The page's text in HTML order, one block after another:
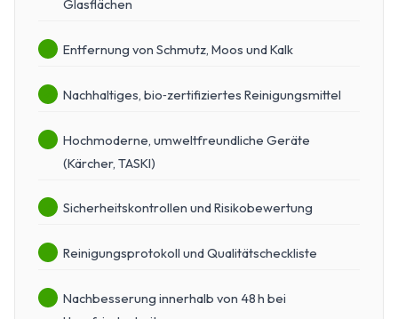
Glasflächen
Entfernung von Schmutz, Moos und Kalk
Nachhaltiges, bio‑zertifiziertes Reinigungsmittel
Hochmoderne, umweltfreundliche Geräte
(Kärcher, TASKI)
Sicherheitskontrollen und Risikobewertung
Reinigungsprotokoll und Qualitätscheckliste
Nachbesserung innerhalb von 48 h bei